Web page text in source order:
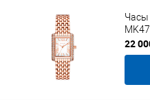
Часы
22